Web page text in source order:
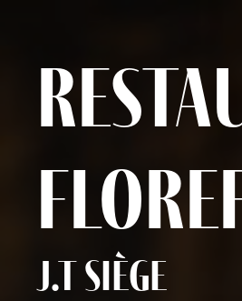
J.T Siège